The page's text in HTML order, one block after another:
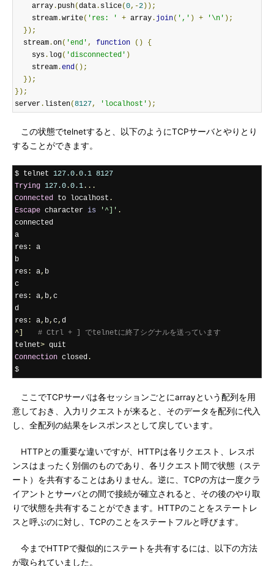
    array
. push(data. slice(0,-2 ));
    stream
.write( 'res: ' + array. join( ',' ) + '\n' );
});
  stream
.on( 'end' , function ()
{
    sys
. log( 'disconnected' )
    stream
.end();
});
});
server. listen(8127, 'localhost' );
この状態でtelnetすると、以下のようにTCPサーバとやりとり
することができます。
$ telnet 127.0 .0.1 8127
Trying 127.0 .0.1 ...
Connected to localhost .
Escape character is '^]' .
connected
a
res :
a
b
res : a, b
c
res : a, b, c
d
res : a, b, c,
^] # Ctrl + ] でtelnetに終了シグナルを送っています
telnet>
Connection closed .
$
ここでTCPサーバは各セッションごとにarrayという配列を用
意しておき、入力リクエストが来ると、そのデータを配列に代入
し、全配列の結果をレスポンスとして戻しています。
HTTPとの重要な違いですが、HTTPは各リクエスト、レスポ
ンスはまったく別個のものであり、各リクエスト間で状態（ステ
ート）を共有することはありません。逆に、TCPの方は一度クラ
イアントとサーバとの間で接続が確立されると、その後のやり取
りで状態を共有することができます。HTTPのことをステートレ
スと呼ぶのに対し、TCPのことをステートフルと呼びます。
今までHTTPで擬似的にステートを共有するには、以下の方法
が取られていました。